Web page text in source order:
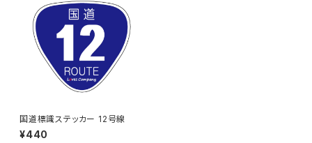
国道標識ステッカー 12号線
¥440